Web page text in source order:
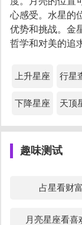
心感受。水星的
优势和挑战。金
哲学和对美的追
上升星座 行星
下降星座 天顶
趣味测试
占星看财
月亮星座看喜